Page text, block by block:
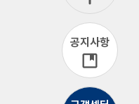
공지사항